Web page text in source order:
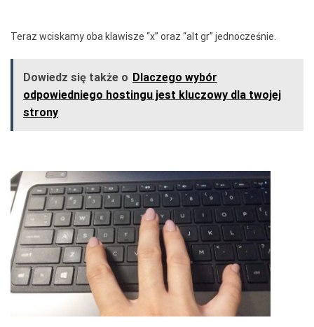
Teraz wciskamy oba klawisze “x” oraz “alt gr” jednocześnie.
Dowiedz się także o Dlaczego wybór
odpowiedniego hostingu jest kluczowy dla twojej
strony